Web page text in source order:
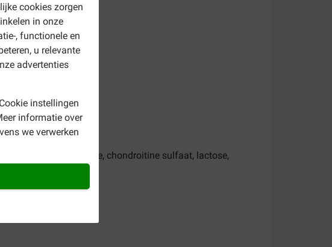
cookies zorgen
in onze
, functionele en
u relevante
advertenties
instellingen
informatie over
we verwerken
hydraat, glucosamine, chondroitine sulfaat, lactose,